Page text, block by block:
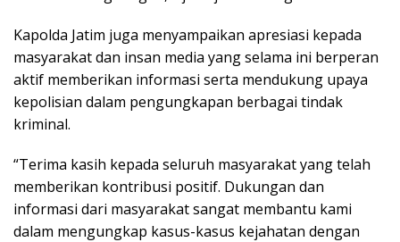
Kapolda Jatim juga menyampaikan apresiasi kepada
masyarakat dan insan media yang selama ini berperan
aktif memberikan informasi serta mendukung upaya
kepolisian dalam pengungkapan berbagai tindak
kriminal.
“Terima kasih kepada seluruh masyarakat yang telah
memberikan kontribusi positif. Dukungan dan
informasi dari masyarakat sangat membantu kami
dalam mengungkap kasus-kasus kejahatan dengan